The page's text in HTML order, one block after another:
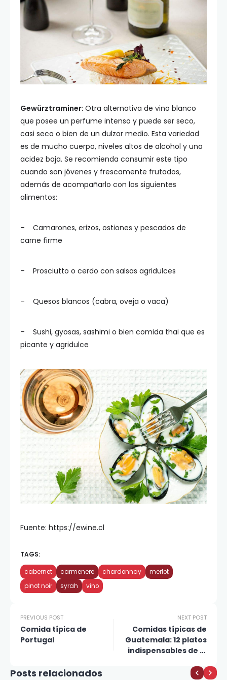
Gewürztraminer: Otra alternativa de vino blanco
que posee un perfume intenso y puede ser seco,
casi seco o bien de un dulzor medio. Esta variedad
es de mucho cuerpo, niveles altos de alcohol y una
acidez baja. Se recomienda consumir este tipo
cuando son jóvenes y frescamente frutados,
además de acompañarlo con los siguientes
alimentos:
– Camarones, erizos, ostiones y pescados de
carne firme
– Prosciutto o cerdo con salsas agridulces
– Quesos blancos (cabra, oveja o vaca)
– Sushi, gyosas, sashimi o bien comida thai que es
picante y agridulce
Fuente: https://ewine.cl
TAGS:
cabernet carmenere chardonnay
merlot
pinot noir
syrah vino
PREVIOUS POST
Comida típica de
Portugal
NEXT POST
Comidas típicas de
Guatemala: 12 platos
indispensables de la
Posts relacionados